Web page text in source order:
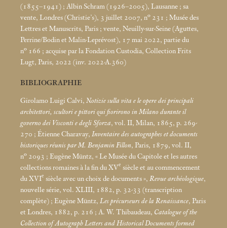
(1855–1941) ; Albin Schram (1926–2005), Lausanne ; sa
vente, Londres (Christie’s), 3 juillet 2007, n° 231 ; Musée des
Lettres et Manuscrits, Paris ; vente, Neuilly-sur-Seine (Aguttes,
Perrine/Bodin et Malin-Leprévost), 17 mai 2022, partie du
n° 166 ; acquise par la Fondation Custodia, Collection Frits
Lugt, Paris, 2022 (inv. 2022-A.360)
BIBLIOGRAPHIE
Girolamo Luigi Calvi, Notizie sulla vita e le opere dei principali
architettori, scultori e pittori qui fiorirono in Milano durante il
governo dei Visconti e degli Sforza, vol. II, Milan, 1865, p. 269-
270 ; Étienne Charavay, Inventaire des autographes et documents
historiques réunis par M. Benjamin Fillon, Paris, 1879, vol. II,
n° 2093 ; Eugène Müntz, «Le Musée du Capitole et les autres
collections romaines à la fin du XVe siècle et au commencement
du XVIe siècle avec un choix de documents», Revue archéologique,
nouvelle série, vol. XLIII, 1882, p. 32-33 (transcription
complète) ; Eugène Müntz, Les précurseurs de la Renaissance, Paris
et Londres, 1882, p. 216 ; A. W. Thibaudeau, Catalogue of the
Collection of Autograph Letters and Historical Documents formed